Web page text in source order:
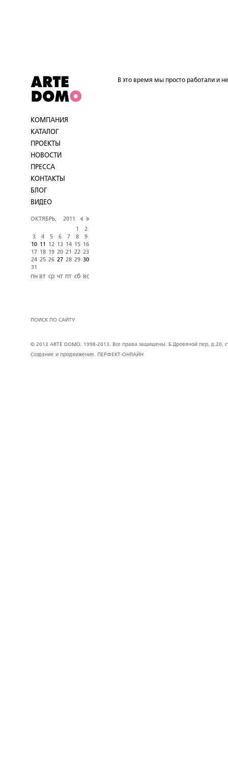
КОМПАНИЯ
КАТАЛОГ
ПРОЕКТЫ
НОВОСТИ
ПРЕССА
КОНТАКТЫ
БЛОГ
ВИДЕО
ОКТЯБРЬ,
2011
1
2
3
4 5 6 7 8
9
10 11 12 13 14 15
16
17
18 19 20 21 22 23
24 25 26 27 28 29 30
31
пн вт ср чт пт сб вс
ПОИСК ПО САЙТУ
В это время мы просто работали и
© 2013 ARTE DOMO. 1998-2013. Все права защищены. Б.Дровяной пер, д.20,
Создание и продвижение.
ПЕРФЕКТ-ОНЛАЙН